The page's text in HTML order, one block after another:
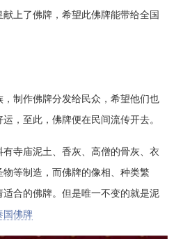
上了佛牌，希望此佛牌能带给全国
制作佛牌分发给民众，希望他们也
，至此，佛牌便在民间流传开去。
寺庙泥土、香灰、高僧的骨灰、衣
等制造，而佛牌的像相、种类繁
合的佛牌。但是唯一不变的就是泥
国佛牌